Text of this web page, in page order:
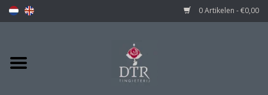
0 Artikelen - €0,00